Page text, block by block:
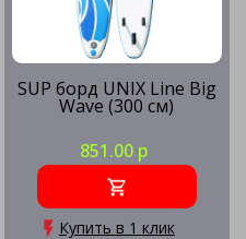
SUP борд UNIX Line Big
Wave (300 см)
851.00 р
Купить в 1 клик